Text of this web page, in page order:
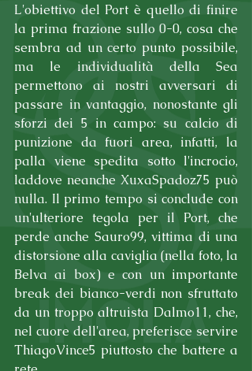
L'obiettivo del Port è quello di finire
la prima frazione sullo 0-0, cosa che
sembra ad un certo punto possibile,
ma le individualità della Sea
permettono ai nostri avversari di
passare in vantaggio, nonostante gli
sforzi dei 5 in campo: su calcio di
punizione da fuori area, infatti, la
palla viene spedita sotto l'incrocio,
laddove neanche XuxaSpadoz75 può
nulla. Il primo tempo si conclude con
un'ulteriore tegola per il Port, che
perde anche Sauro99, vittima di una
distorsione alla caviglia (nella foto, la
Belva ai box) e con un importante
break dei bianco-verdi non sfruttato
da un troppo altruista Dalmo11, che,
nel cuore dell'area, preferisce servire
ThiagoVince5 piuttosto che battere a